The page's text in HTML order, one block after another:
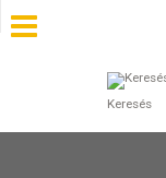
Keresés
SZÁLLÁSOK
BEJEGYZÉSEK